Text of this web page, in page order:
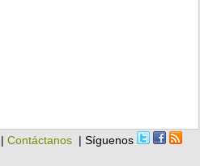
|Contáctanos | Síguenos